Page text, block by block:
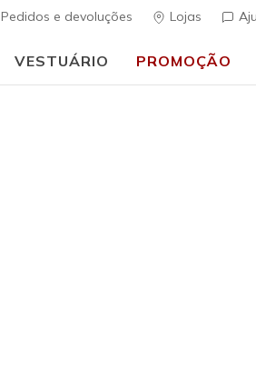
Pedidos e devoluções Lojas
VESTUÁRIO PROMOÇÃO